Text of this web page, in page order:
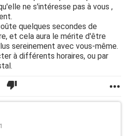
ne s'intéresse pas à vous ,
quelques secondes de
et cela aura le mérite d'être
sereinement avec vous-même.
à différents horaires, ou par